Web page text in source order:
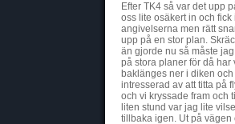
Efter TK4 så var det upp
oss lite osäkert in och
angivelserna men rätt
upp på en stor plan.
än gjorde nu så måste
på stora planer för då har
baklänges ner i diken
intresserad av att titta på
och vi kryssade fram och
liten stund var jag lite
tillbaka igen. Ut på